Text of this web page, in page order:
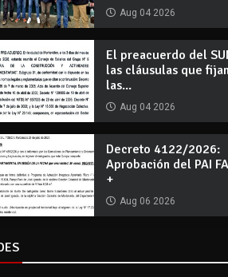
Aug 04 2026
El preacuerdo del
las cláusulas que
las...
Aug 04 2026
Decreto 4122/2026:
Aprobación del PAI
+
Aug 06 2026